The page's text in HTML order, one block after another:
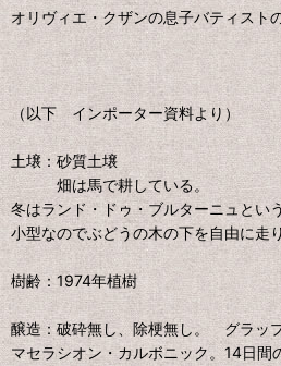
オリヴィエ・クザンの息子バティスト
（以下 インポーター資料より）
土壌：砂質土壌
畑は馬で耕している。
冬はランド・ドゥ・ブルターニュとい
小型なのでぶどうの木の下を自由に走
樹齢：1974年植樹
醸造：破砕無し、除梗無し。 グラッ
マセラシオン・カルボニック。14日間